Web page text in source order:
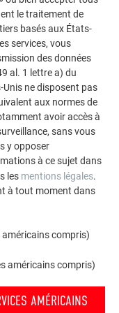
la
d’autres projets
aluminium
solaires et
le traitement de
basés aux États-
services, vous
des données
al. 1 lettre a) du
Unis ne disposent pas
aux normes de
avoir accès à
sans vous
y opposer
à ce sujet dans
les mentions légales.
à tout moment dans
compris)
américains compris)
AMÉRICAINS